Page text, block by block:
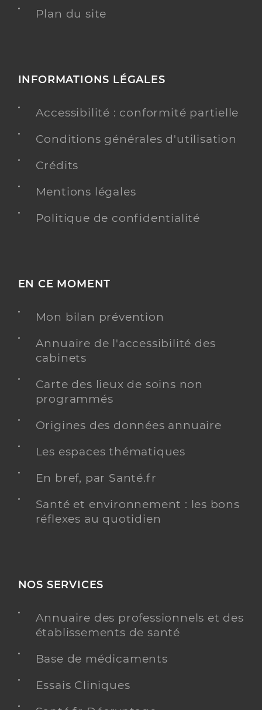
Plan du site
INFORMATIONS LÉGALES
Accessibilité : conformité partielle
Conditions générales d'utilisation
Crédits
Mentions légales
Politique de confidentialité
EN CE MOMENT
Mon bilan prévention
Annuaire de l'accessibilité des
cabinets
Carte des lieux de soins non
programmés
Origines des données annuaire
Les espaces thématiques
En bref, par Santé.fr
Santé et environnement : les bons
réflexes au quotidien
NOS SERVICES
Annuaire des professionnels et des
établissements de santé
Base de médicaments
Essais Cliniques